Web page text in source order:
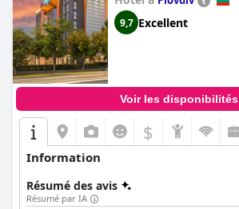
9,7 Excellent
Voir les disponibilités
$
Information
Résumé des avis
Résumé par IA